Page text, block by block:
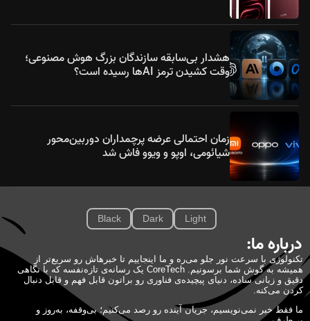
هشدار بی‌سابقه سازندگان بزرگ هوش مصنوعی؛
وقت کشیدن ترمز AIها رسیده است؟
زمان احتمالی عرضه پرچمداران دوربین‌محور
شیائومی، اوپو و ویوو فاش شد
Light
Dark
Black
درباره ما:
تکنولوژی با سرعت نور جلو می‌ره و ما اینجاییم تا خبرهاش رو سریع‌تر از
همیشه به گوش شما برسونیم. CoreTech یک رسانه‌ی تازه‌نفسه که با نگاهی
دقیق و زبانی ساده، دنیای پیچیده‌ی فناوری رو براتون قابل فهم و قابل دنبال
کردن می‌کنه.
ما فقط خبر نمی‌نویسیم، جریان آینده رو رصد می‌کنیم؛ بی‌وقفه، به‌روز و